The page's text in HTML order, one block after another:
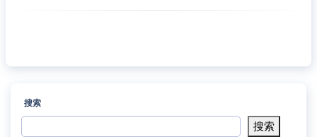
搜索
搜索